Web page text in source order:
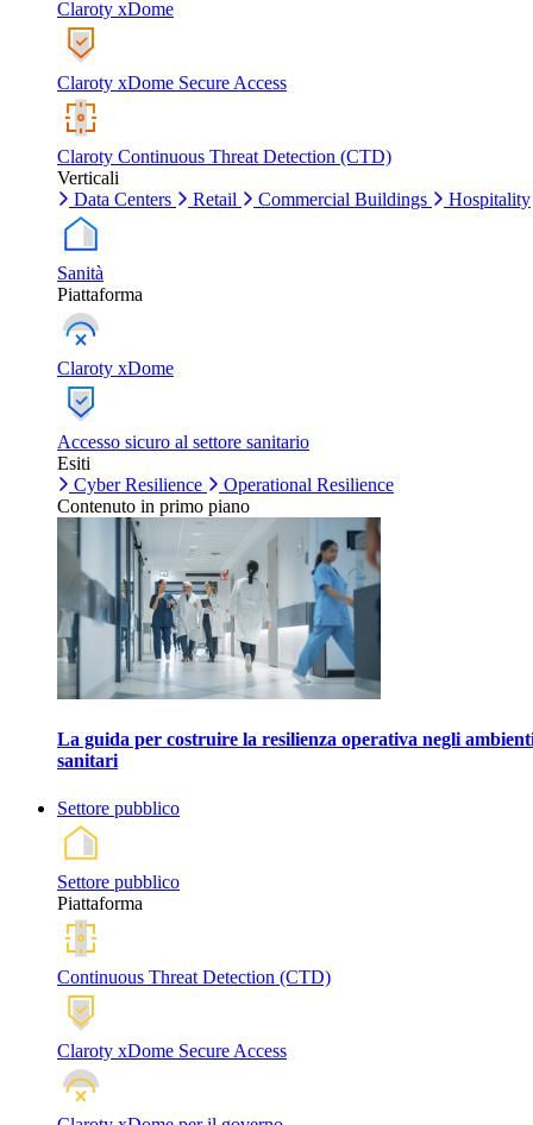
Claroty xDome
Claroty xDome Secure Access
Claroty Continuous Threat Detection (CTD)
Verticali
Data Centers
Retail Commercial Buildings Hospitality
Sanità
Piattaforma
Claroty xDome
Accesso sicuro al settore sanitario
Esiti
Cyber Resilience
Operational Resilience
Contenuto in primo piano
La guida per costruire la resilienza operativa negli
sanitari
Settore pubblico
Settore pubblico
Piattaforma
Continuous Threat Detection (CTD)
Claroty xDome Secure Access